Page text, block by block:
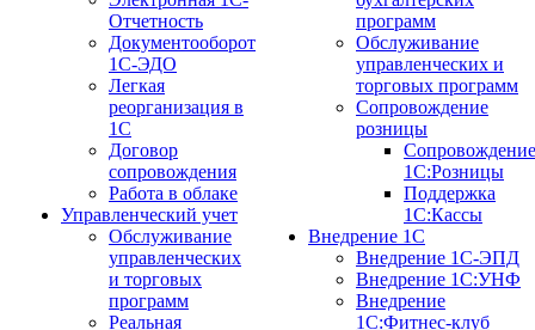
Отчетность
Документооборот
1С-ЭДО
Легкая
реорганизация в
1С
Договор
сопровождения
Работа в облаке
Управленческий учет
Обслуживание
управленческих
и торговых
программ
Реальная
программ
Обслуживание
управленческих и
торговых программ
Сопровождение
розницы
Сопровождение
1С:Розницы
Поддержка
1С:Кассы
Внедрение 1С
Внедрение 1С-ЭПД
Внедрение 1С:УНФ
Внедрение
1С:Фитнес-клуб